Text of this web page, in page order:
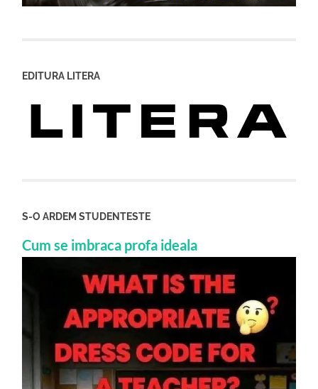
EDITURA LITERA
S-O ARDEM STUDENTESTE
Cum se imbraca profa ideala